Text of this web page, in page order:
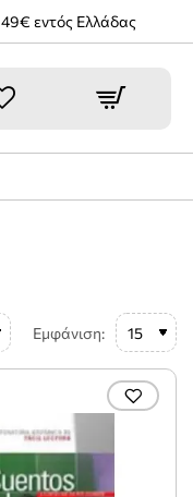
εντός Ελλάδας
Εμφάνιση: